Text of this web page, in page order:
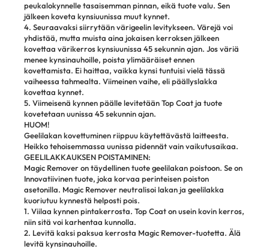
peukalokynnelle tasaisemman pinnan, eikä tuote valu. Sen
jälkeen koveta kynsiuunissa muut kynnet.
4. Seuraavaksi siirrytään värigeelin levitykseen. Värejä voi
yhdistää, mutta muista aina jokaisen kerroksen jälkeen
kovettaa värikerros kynsiuunissa 45 sekunnin ajan. Jos väriä
menee kynsinauhoille, poista ylimääräiset ennen
kovettamista. Ei haittaa, vaikka kynsi tuntuisi vielä tässä
vaiheessa tahmealta. Viimeinen vaihe, eli päällyslakka
kovettaa kynnet.
5. Viimeisenä kynnen päälle levitetään Top Coat ja tuote
kovetetaan uunissa 45 sekunnin ajan.
HUOM!
Geelilakan kovettuminen riippuu käytettävästä laitteesta.
Heikko tehoisemmassa uunissa pidennät vain vaikutusaikaa.
GEELILAKKAUKSEN POISTAMINEN:
Magic Remover on täydellinen tuote geelilakan poistoon. Se on
Innovatiivinen tuote, joka korvaa perinteisen poiston
asetonilla. Magic Remover neutralisoi lakan ja geelilakka
kuoriutuu kynnestä helposti pois.
1. Viilaa kynnen pintakerrosta. Top Coat on usein kovin kerros,
niin sitä voi karhentaa kunnolla.
2. Levitä kaksi paksua kerrosta Magic Remover-tuotetta. Älä
levitä kynsinauhoille.